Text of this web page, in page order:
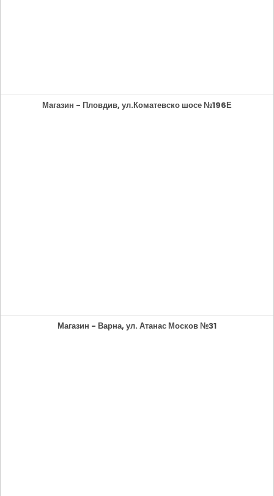
Магазин - Пловдив, ул.Коматевско шосе №196Е
Магазин - Варна, ул. Атанас Москов №31